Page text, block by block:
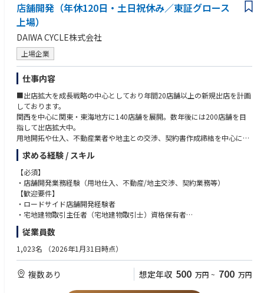
店舗開発（年休120日・土日祝休み／東証グロース
上場）
DAIWA CYCLE株式会社
上場企業
仕事内容
■出店拡大を成長戦略の中心としており年間20店舗以上の新規出店を計画
しております。
関西を中心に関東・東海地方に140店舗を展開。数年後には200店舗を目
指して出店拡大中。
用地開拓や仕入、不動産業者や地主との交渉、契約書作成締結を中心にご
担当いただきます。
（具体的には）
■調査・情報収集（出店希望地域の市場調査、物件の立地や現場調査、出
店の試算作成など）
■交渉・契約（不動産業者・オーナー様との出店契約交渉など）
■新規店舗開業までの管理（施工業者の選定、価格交渉および発注、スケ
部署構成：部長1名、係長5名（東京本部2名・大阪本社3名）
求める経験 / スキル
【必須】
・店舗開発業務経験（用地仕入、不動産/地主交渉、契約業務等）
【歓迎要件】
・ロードサイド店舗開発経験者
・宅地建物取引主任者（宅地建物取引士）資格保有者
・不動産業界経験者
従業員数
1,023名 （2026年1月31日時点）
複数あり 想定年収 500 万円 ~ 700 万円